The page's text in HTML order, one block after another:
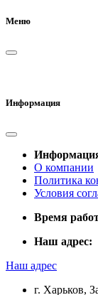
Меню
Информация
О компании
Политика
Условия
Время
Наш адрес:
Наш адрес
г. Харьков,